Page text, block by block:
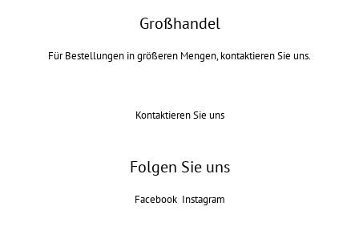
Großhandel
Für Bestellungen in größeren Mengen, kontaktieren Sie uns.
Kontaktieren Sie uns
Folgen Sie uns
Facebook Instagram